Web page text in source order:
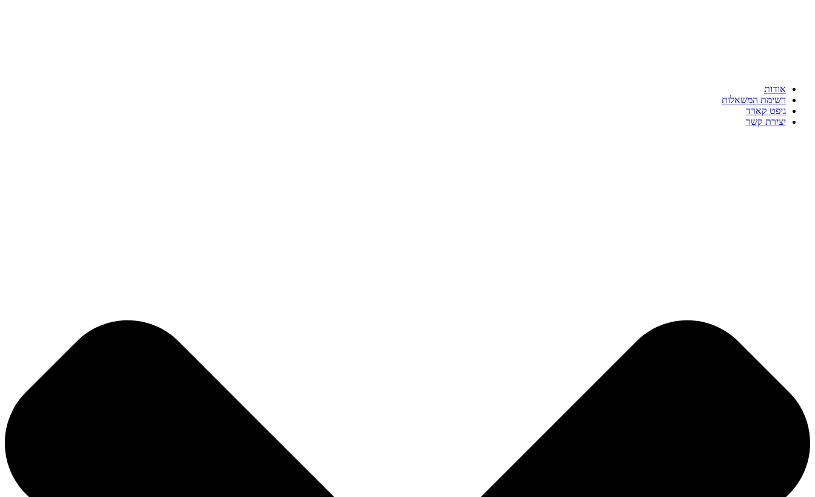
אודות
רשימת המשאלות
גיפט קארד
יצירת קשר